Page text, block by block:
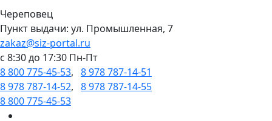
Череповец
Пункт выдачи: ул. Промышленная, 7
zakaz@siz-portal.ru
c 8:30 до 17:30 Пн-Пт
8 800 775-45-53, 8 978 787-14-51
8 978 787-14-52, 8 978 787-14-55
8 800 775-45-53